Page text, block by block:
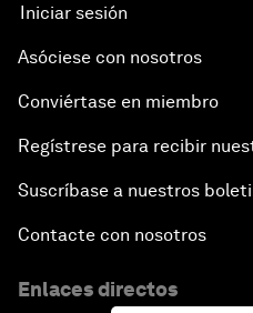
Iniciar sesión
Asóciese con nosotros
Conviértase en miembro
Regístrese para recibir
Suscríbase a nuestros
Contacte con nosotros
Enlaces directos